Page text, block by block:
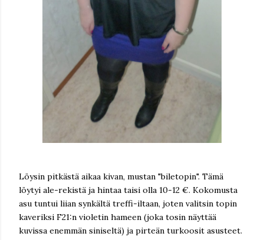
Löysin pitkästä aikaa kivan, mustan "biletopin". Tämä
löytyi ale-rekistä ja hintaa taisi olla 10-12 €. Kokomusta
asu tuntui liian synkältä treffi-iltaan, joten valitsin topin
kaveriksi F21:n violetin hameen (joka tosin näyttää
kuvissa enemmän siniseltä) ja pirteän turkoosit asusteet.